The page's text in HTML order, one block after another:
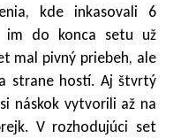
kde inkasovali 6
do konca setu už
mal pivný priebeh, ale
strane hostí. Aj štvrtý
náskok vytvorili až na
V rozhodujúci set